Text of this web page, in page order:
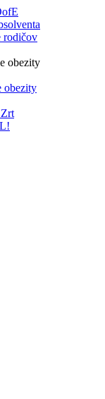
rodičov
obezity
obezity